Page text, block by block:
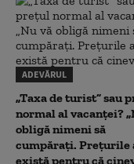
ADEVĂRUL
„Taxa de turist” sau
normal al vacanței?
obligă nimeni să
cumpărați. Prețurile
există pentru că